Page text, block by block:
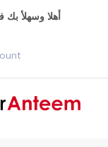
أهلا وسهلأ بك